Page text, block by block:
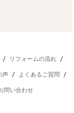
リフォームの流れ
声 よくあるご質問
問い合わせ